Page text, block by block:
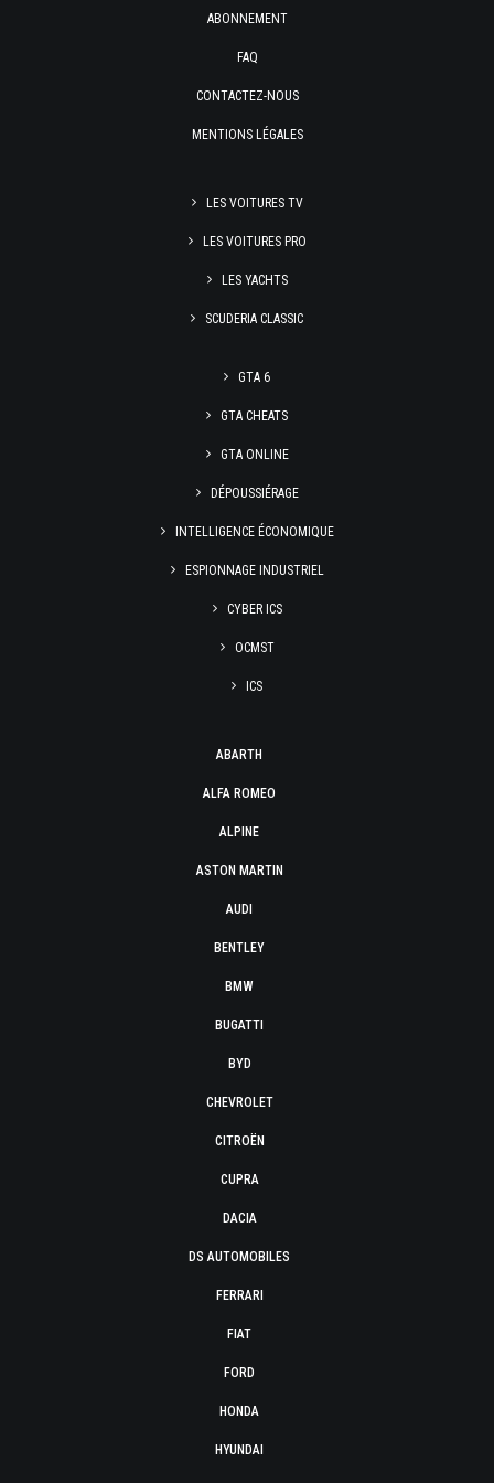
ABONNEMENT
FAQ
CONTACTEZ-NOUS
MENTIONS LÉGALES
LES VOITURES TV
LES VOITURES PRO
LES YACHTS
SCUDERIA CLASSIC
GTA 6
GTA CHEATS
GTA ONLINE
DÉPOUSSIÉRAGE
INTELLIGENCE ÉCONOMIQUE
ESPIONNAGE INDUSTRIEL
CYBER ICS
OCMST
ICS
ABARTH
ALFA ROMEO
ALPINE
ASTON MARTIN
AUDI
BENTLEY
BMW
BUGATTI
BYD
CHEVROLET
CITROËN
CUPRA
DACIA
DS AUTOMOBILES
FERRARI
FIAT
FORD
HONDA
HYUNDAI